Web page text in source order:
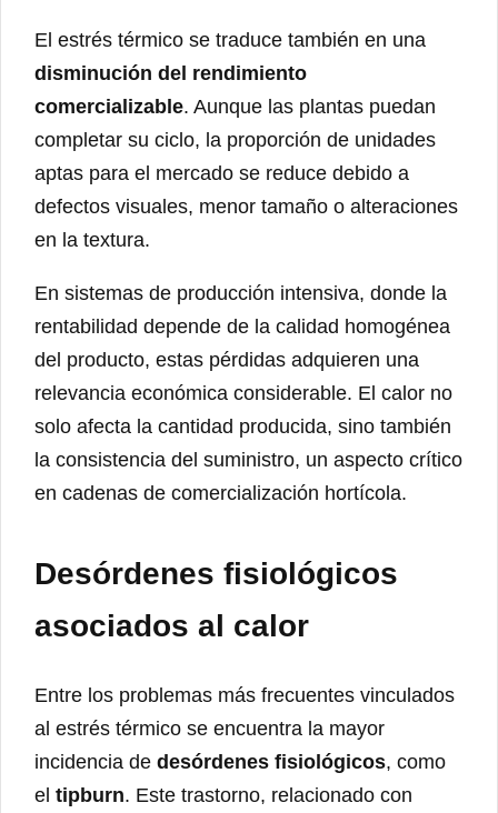
El estrés térmico se traduce también en una
disminución del rendimiento
comercializable. Aunque las plantas puedan
completar su ciclo, la proporción de unidades
aptas para el mercado se reduce debido a
defectos visuales, menor tamaño o alteraciones
en la textura.
En sistemas de producción intensiva, donde la
rentabilidad depende de la calidad homogénea
del producto, estas pérdidas adquieren una
relevancia económica considerable. El calor no
solo afecta la cantidad producida, sino también
la consistencia del suministro, un aspecto crítico
en cadenas de comercialización hortícola.
Desórdenes fisiológicos
asociados al calor
Entre los problemas más frecuentes vinculados
al estrés térmico se encuentra la mayor
incidencia de desórdenes fisiológicos, como
el tipburn. Este trastorno, relacionado con